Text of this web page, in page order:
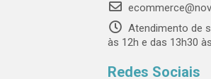
Atendimento de
às 12h e das 13h30
Redes Sociais